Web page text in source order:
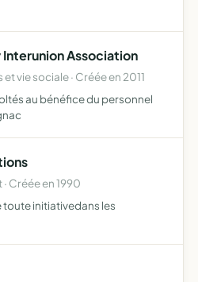
Association
et vie sociale · Créée en 2011
au bénéfice du personnel
Créée en 1990
toute initiativedans les